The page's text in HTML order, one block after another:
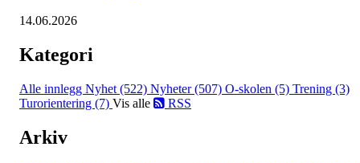
14.06.2026
Kategori
Alle innlegg Nyhet (522) Nyheter (507) O-skolen (5) Trening (3)
Turorientering (7) Vis alle RSS
Arkiv